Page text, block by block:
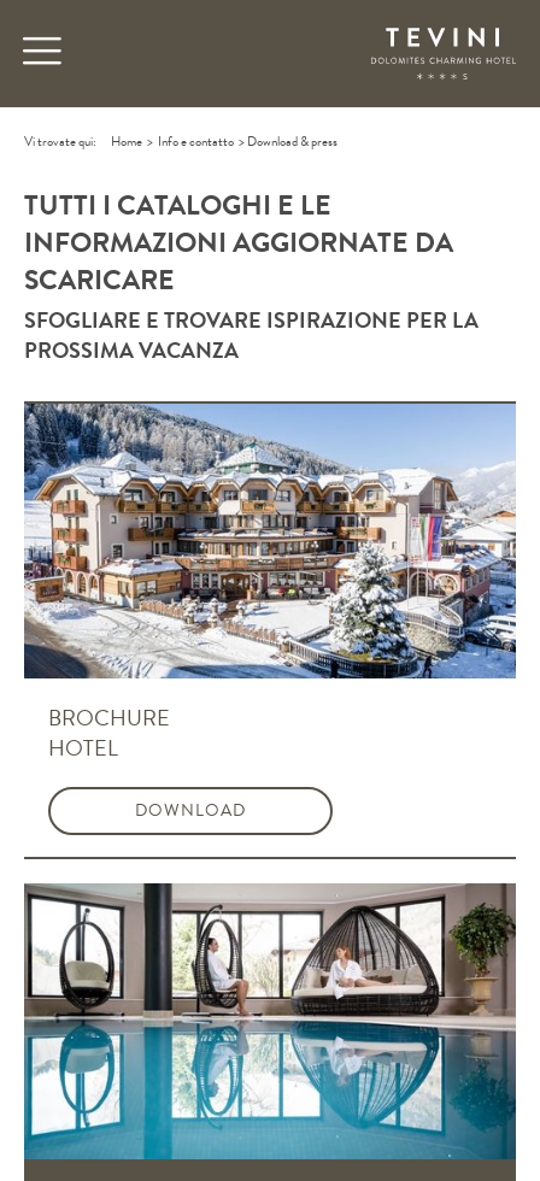
Vi trovate qui: Home > Info e contatto >Download & press
TUTTI I CATALOGHI E LE
INFORMAZIONI AGGIORNATE DA
SCARICARE
SFOGLIARE E TROVARE ISPIRAZIONE PER LA
PROSSIMA VACANZA
BROCHURE
HOTEL
DOWNLOAD